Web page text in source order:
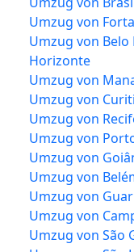
Umzug von
Umzug von
Horizonte
Umzug von
Umzug von
Umzug von
Umzug von
Umzug von
Umzug von
Umzug von
Umzug von
Umzug von São